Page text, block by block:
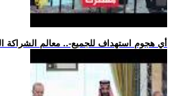
.. -أي هجوم استهداف للجميع-.. معالم الشراكة